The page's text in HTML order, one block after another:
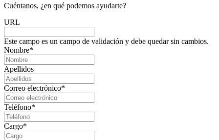
Cuéntanos, ¿en qué podemos ayudarte?
URL
Este campo es un campo de validación y debe quedar sin cambios.
Nombre*
Apellidos
Correo electrónico*
Teléfono*
Cargo*